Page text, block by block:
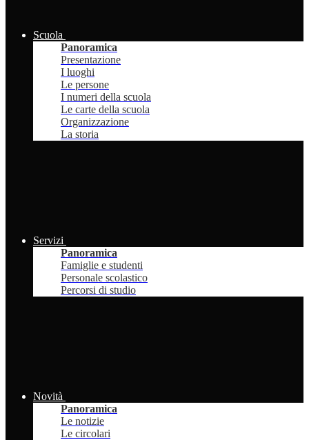
Scuola
Panoramica
Presentazione
I luoghi
Le persone
I numeri della scuola
Le carte della scuola
Organizzazione
La storia
Servizi
Panoramica
Famiglie e studenti
Personale scolastico
Percorsi di studio
Novità
Panoramica
Le notizie
Le circolari